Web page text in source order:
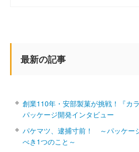
最新の記事
創業110年・安部製菓が挑戦！『カ
パッケージ開発インタビュー
パケマツ、逮捕寸前！ ～パッケー
べき1つのこと～